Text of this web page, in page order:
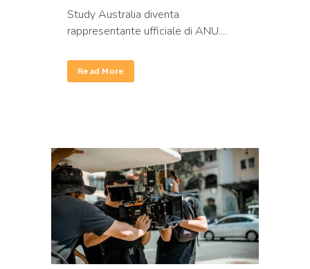
Study Australia diventa
rappresentante ufficiale di ANU....
Read More